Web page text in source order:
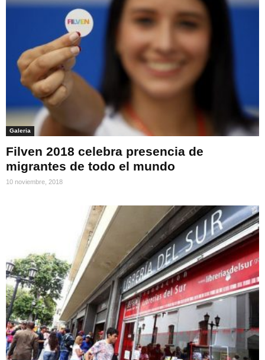
Galeria
Filven 2018 celebra presencia de
migrantes de todo el mundo
10 noviembre, 2018